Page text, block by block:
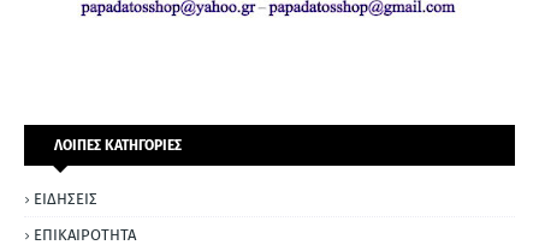
ΛΟΙΠΕΣ ΚΑΤΗΓΟΡΙΕΣ
ΕΙΔΗΣΕΙΣ
ΕΠΙΚΑΙΡΟΤΗΤΑ